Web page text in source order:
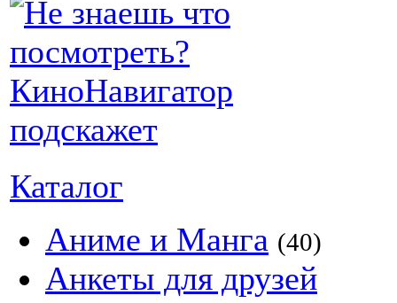
Каталог
Аниме и Манга (40)
Анкеты для друзей